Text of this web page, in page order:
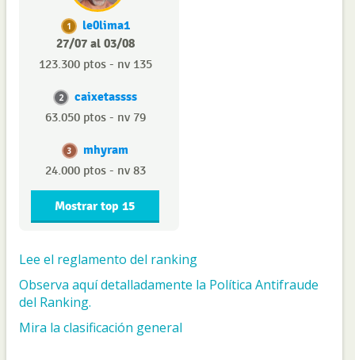
1
le0lima1
27/07 al 03/08
123.300 ptos - nv 135
2 caixetassss
63.050 ptos - nv 79
3 mhyram
24.000 ptos - nv 83
Mostrar top 15
Lee el reglamento del ranking
Observa aquí detalladamente la Política Antifraude
del Ranking.
Mira la clasificación general